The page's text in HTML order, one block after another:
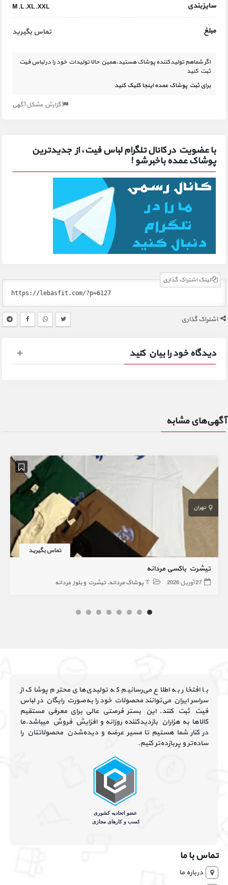
سایزبندی M.L.XL.XXL
مبلغ تماس بگیرید
اگر شماهم تولیدکننده پوشاک هستید،همین حالا تولیدات خود را در لباس فیت
ثبت کنید
برای ثبت پوشاک عمده اینجا کلیک کنید
گزارش مشکل آگهی
با عضویت در کانال تلگرام لباس فیت، از جدیدترین
پوشاک عمده باخبر شو !
لینک اشتراک گذاری
اشتراک گذاری
دیدگاه خود را بیان کنید
آگهی‌های مشابه
تهران
تماس بگیرید
تیشرت باکسی مردانه
27 آوریل 2026 👔 پوشاک مردانه تیشرت و بلوز مردانه
با افتخار به اطلاع می‌رسانیم که تولیدی‌های محترم پوشاک از
سراسر ایران می‌توانند محصولات خود را به‌صورت رایگان در لباس
فیت ثبت کنند. این بستر فرصتی عالی برای معرفی مستقیم
کالاها به هزاران بازدیدکننده روزانه و افزایش فروش میباشد.ما
در کنار شما هستیم تا مسیر عرضه و دیده‌شدن محصولاتتان را
ساده‌تر و پربازده‌تر کنیم.
تماس با ما
درباره ما